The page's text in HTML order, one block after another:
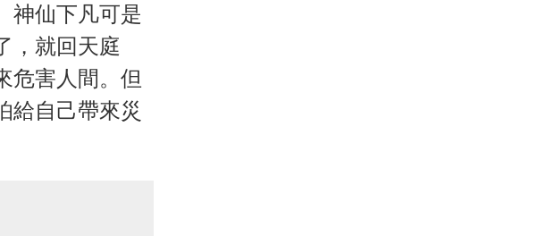
神仙下凡可是
，就回天庭
危害人間。但
給自己帶來災